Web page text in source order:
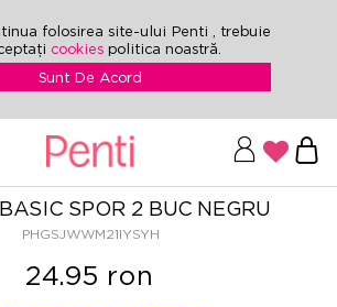
folosirea site-ului Penti , trebuie
cookies politica noastră.
Sunt De Acord
SPOR 2 BUC NEGRU
PHGSJWWM21IYSYH
24.95 ron